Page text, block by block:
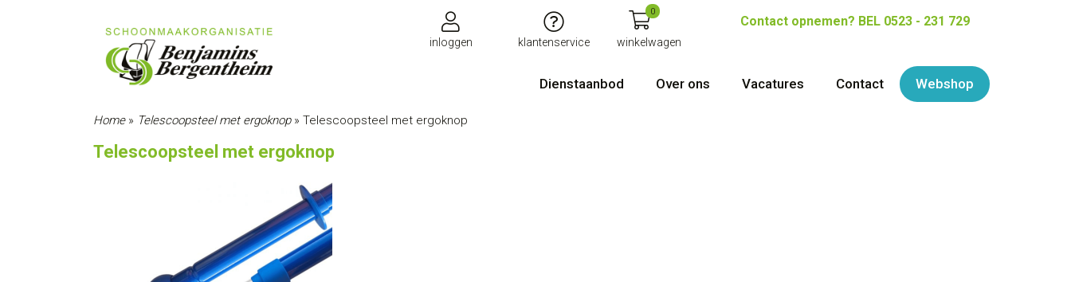
inloggen klantenservice
0
winkelwagen
Contact opnemen? BEL 0523 - 231 729
Dienstaanbod Over ons Vacatures Contact Webshop
Home» Telescoopsteel met ergoknop» Telescoopsteel met ergoknop
Telescoopsteel met ergoknop